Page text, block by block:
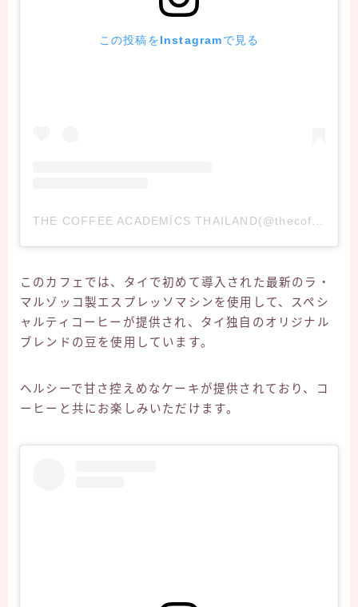
この投稿をInstagramで見る
THE COFFEE ACADEMÏCS THAILAND(@thecoffeeacademicsth)がシェアした投稿
このカフェでは、タイで初めて導入された最新のラ・
マルゾッコ製エスプレッソマシンを使用して、スペシ
ャルティコーヒーが提供され、タイ独自のオリジナル
ブレンドの豆を使用しています。
ヘルシーで甘さ控えめなケーキが提供されており、コ
ーヒーと共にお楽しみいただけます。